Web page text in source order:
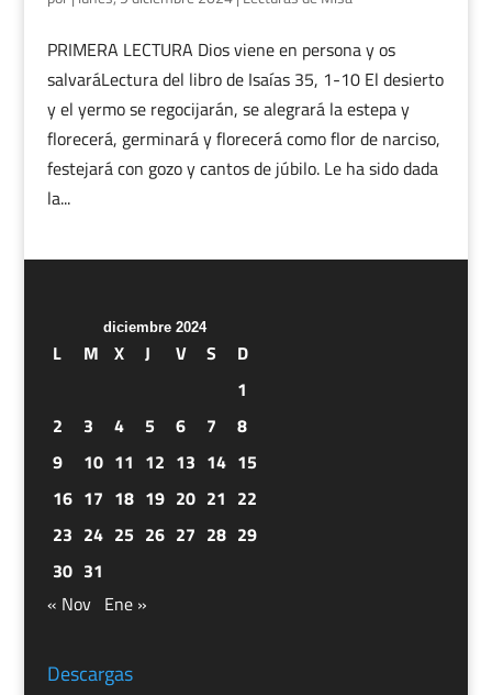
PRIMERA LECTURA Dios viene en persona y os
salvaráLectura del libro de Isaías 35, 1-10 El desierto
y el yermo se regocijarán, se alegrará la estepa y
florecerá, germinará y florecerá como flor de narciso,
festejará con gozo y cantos de júbilo. Le ha sido dada
la...
diciembre 2024
L M X J V S
D
1
2
3 4 5 6 7
8
9
10 11 12 13 14 15
16 17 18 19 20 21 22
23 24 25 26 27 28 29
30 31
« Nov Ene »
Descargas